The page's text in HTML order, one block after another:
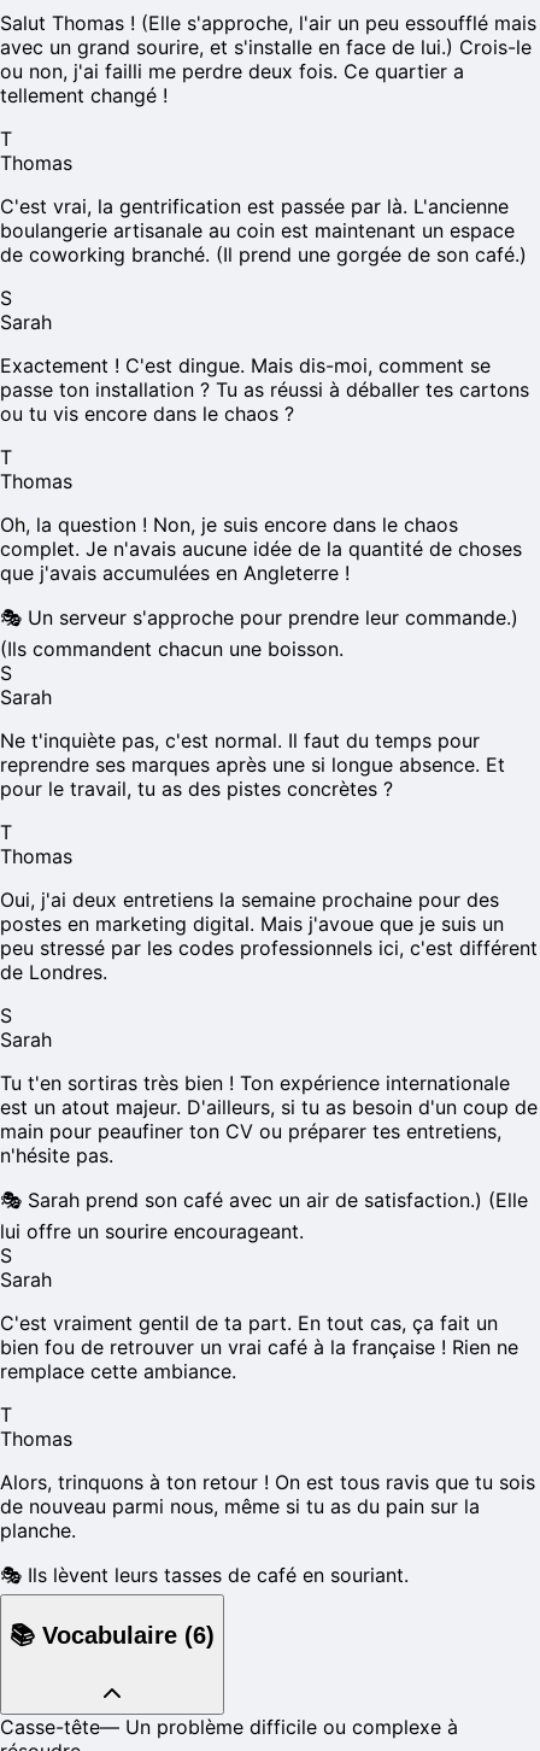
Salut Thomas ! (Elle s'approche, l'air un peu essoufflé mais
avec un grand sourire, et s'installe en face de lui.) Crois-le
ou non, j'ai failli me perdre deux fois. Ce quartier a
tellement changé !
T
Thomas
C'est vrai, la gentrification est passée par là. L'ancienne
boulangerie artisanale au coin est maintenant un espace
de coworking branché. (Il prend une gorgée de son café.)
S
Sarah
Exactement ! C'est dingue. Mais dis-moi, comment se
passe ton installation ? Tu as réussi à déballer tes cartons
ou tu vis encore dans le chaos ?
T
Thomas
Oh, la question ! Non, je suis encore dans le chaos
complet. Je n'avais aucune idée de la quantité de choses
que j'avais accumulées en Angleterre !
🎭 Un serveur s'approche pour prendre leur commande.)
(Ils commandent chacun une boisson.
S
Sarah
Ne t'inquiète pas, c'est normal. Il faut du temps pour
reprendre ses marques après une si longue absence. Et
pour le travail, tu as des pistes concrètes ?
T
Thomas
Oui, j'ai deux entretiens la semaine prochaine pour des
postes en marketing digital. Mais j'avoue que je suis un
peu stressé par les codes professionnels ici, c'est différent
de Londres.
S
Sarah
Tu t'en sortiras très bien ! Ton expérience internationale
est un atout majeur. D'ailleurs, si tu as besoin d'un coup de
main pour peaufiner ton CV ou préparer tes entretiens,
n'hésite pas.
🎭 Sarah prend son café avec un air de satisfaction.) (Elle
lui offre un sourire encourageant.
S
Sarah
C'est vraiment gentil de ta part. En tout cas, ça fait un
bien fou de retrouver un vrai café à la française ! Rien ne
remplace cette ambiance.
T
Thomas
Alors, trinquons à ton retour ! On est tous ravis que tu sois
de nouveau parmi nous, même si tu as du pain sur la
planche.
🎭 Ils lèvent leurs tasses de café en souriant.
📚 Vocabulaire (6)
Casse-tête— Un problème difficile ou complexe à